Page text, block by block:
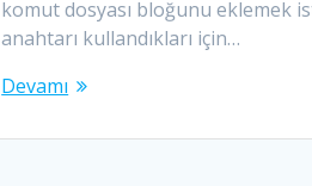
komut dosyası bloğunu eklemek
anahtarı kullandıkları için…
Devamı